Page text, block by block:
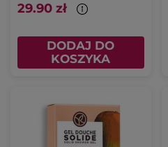
29.90 zł
DODAJ DO
KOSZYKA